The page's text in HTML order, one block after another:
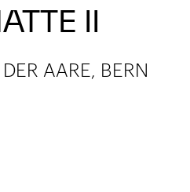
II
AARE, BERN